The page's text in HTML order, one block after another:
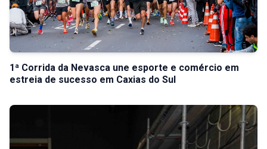
1ª Corrida da Nevasca une esporte e comércio em
estreia de sucesso em Caxias do Sul